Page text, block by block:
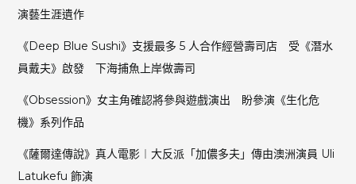
演藝生涯遺作
《Deep Blue Sushi》支援最多 5 人合作經營壽司店 受《潛水
員戴夫》啟發 下海捕魚上岸做壽司
《Obsession》女主角確認將參與遊戲演出 盼參演《生化危
機》系列作品
《薩爾達傳說》真人電影︱大反派「加儂多夫」傳由澳洲演員 Uli
Latukefu 飾演